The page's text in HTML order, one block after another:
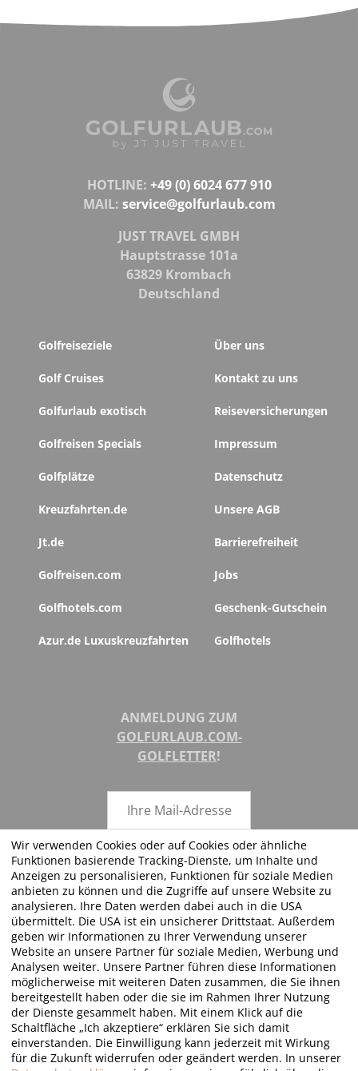
HOTLINE: +49 (0) 6024 677 910
MAIL: service@golfurlaub.com
JUST TRAVEL GMBH
Hauptstrasse 101a
63829 Krombach
Deutschland
Golfreiseziele
Golf Cruises
Golfurlaub exotisch
Golfreisen Specials
Golfplätze
Kreuzfahrten.de
Jt.de
Golfreisen.com
Golfhotels.com
Azur.de Luxuskreuzfahrten
Über uns
Kontakt zu uns
Reiseversicherungen
Impressum
Datenschutz
Unsere AGB
Barrierefreiheit
Jobs
Geschenk-Gutschein
Golfhotels
ANMELDUNG ZUM
GOLFURLAUB.COM-
GOLFLETTER!
ABSENDEN
FOLGEN SIE UNS!
©2026 · Golfurlaub.com by JT Just Travel - all rights reserved
Wir verwenden Cookies oder auf Cookies oder ähnliche
Funktionen basierende Tracking-Dienste, um Inhalte und
Anzeigen zu personalisieren, Funktionen für soziale Medien
anbieten zu können und die Zugriffe auf unsere Website zu
analysieren. Ihre Daten werden dabei auch in die USA
übermittelt. Die USA ist ein unsicherer Drittstaat. Außerdem
geben wir Informationen zu Ihrer Verwendung unserer
Website an unsere Partner für soziale Medien, Werbung und
Analysen weiter. Unsere Partner führen diese Informationen
möglicherweise mit weiteren Daten zusammen, die Sie ihnen
bereitgestellt haben oder die sie im Rahmen Ihrer Nutzung
der Dienste gesammelt haben. Mit einem Klick auf die
Schaltfläche „Ich akzeptiere“ erklären Sie sich damit
einverstanden. Die Einwilligung kann jederzeit mit Wirkung
für die Zukunft widerrufen oder geändert werden. In unserer